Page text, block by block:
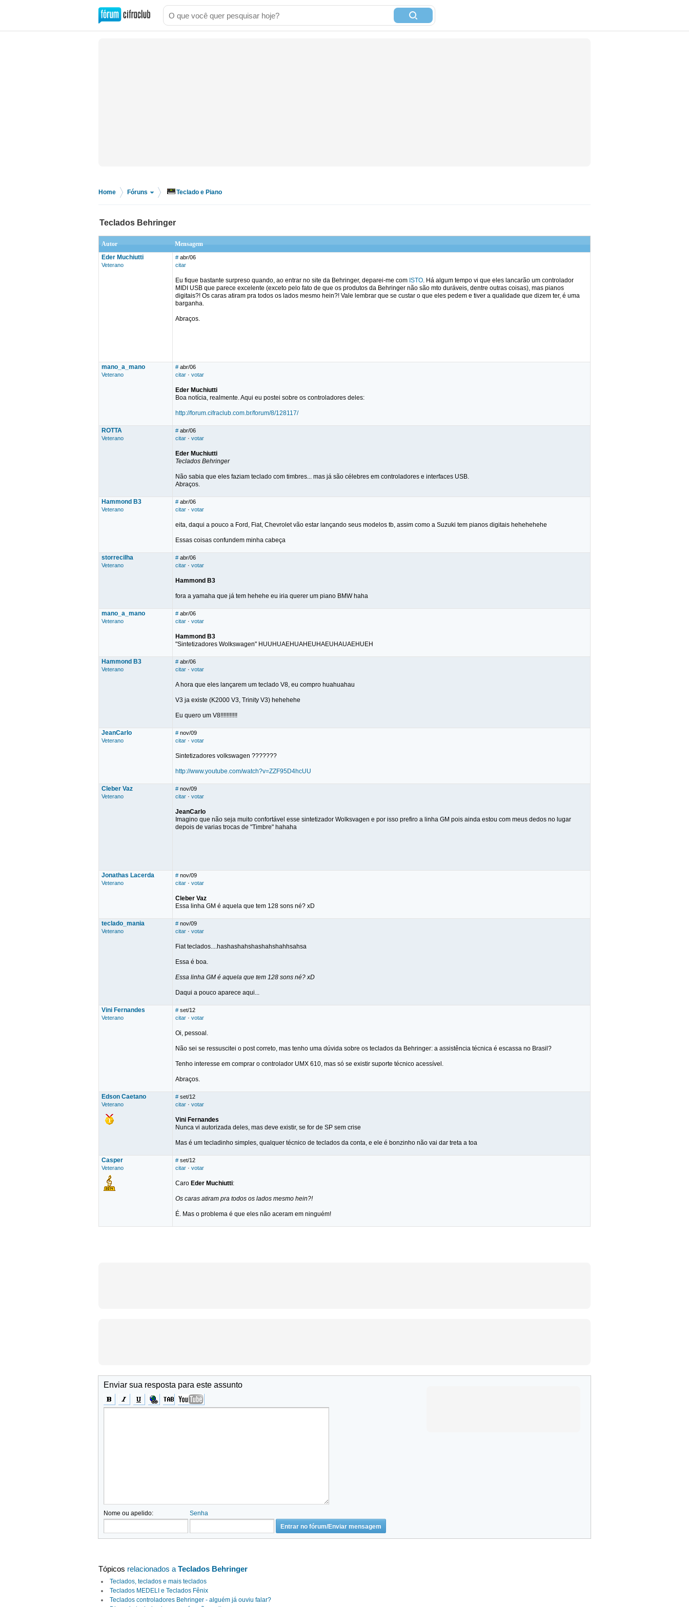
Home Fóruns Teclado e Piano
Teclados Behringer
Autor
Mensagem
Eder Muchiutti
Veterano
# abr/06
citar
Eu fique bastante surpreso quando, ao entrar no site da Behringer, deparei-me com ISTO. Há algum tempo vi que eles lancarão um controlador
MIDI USB que parece excelente (exceto pelo fato de que os produtos da Behringer não são mto duráveis, dentre outras coisas), mas pianos
digitais?! Os caras atiram pra todos os lados mesmo hein?! Vale lembrar que se custar o que eles pedem e tiver a qualidade que dizem ter, é uma
barganha.
Abraços.
mano_a_mano
Veterano
# abr/06
citar · votar
Eder Muchiutti
Boa notícia, realmente. Aqui eu postei sobre os controladores deles:
http://forum.cifraclub.com.br/forum/8/128117/
ROTTA
Veterano
# abr/06
citar · votar
Eder Muchiutti
Teclados Behringer
Não sabia que eles faziam teclado com timbres... mas já são célebres em controladores e interfaces USB.
Abraços.
Hammond B3
Veterano
# abr/06
citar · votar
eita, daqui a pouco a Ford, Fiat, Chevrolet vão estar lançando seus modelos tb, assim como a Suzuki tem pianos digitais hehehehehe
Essas coisas confundem minha cabeça
storrecilha
Veterano
# abr/06
citar · votar
Hammond B3
fora a yamaha que já tem hehehe eu iria querer um piano BMW haha
mano_a_mano
Veterano
# abr/06
citar · votar
Hammond B3
"Sintetizadores Wolkswagen" HUUHUAEHUAHEUHAEUHAUAEHUEH
Hammond B3
Veterano
# abr/06
citar · votar
A hora que eles lançarem um teclado V8, eu compro huahuahau
V3 ja existe (K2000 V3, Trinity V3) hehehehe
Eu quero um V8!!!!!!!!!!!
JeanCarlo
Veterano
# nov/09
citar · votar
Sintetizadores volkswagen ???????
http://www.youtube.com/watch?v=ZZF95D4hcUU
Cleber Vaz
Veterano
# nov/09
citar · votar
JeanCarlo
Imagino que não seja muito confortável esse sintetizador Wolksvagen e por isso prefiro a linha GM pois ainda estou com meus dedos no lugar
depois de varias trocas de "Timbre" hahaha
Jonathas Lacerda
Veterano
# nov/09
citar · votar
Cleber Vaz
Essa linha GM é aquela que tem 128 sons né? xD
teclado_mania
Veterano
# nov/09
citar · votar
Fiat teclados....hashashahshashahshahhsahsa
Essa é boa.
Essa linha GM é aquela que tem 128 sons né? xD
Daqui a pouco aparece aqui...
Vini Fernandes
Veterano
# set/12
citar · votar
Oi, pessoal.
Não sei se ressuscitei o post correto, mas tenho uma dúvida sobre os teclados da Behringer: a assistência técnica é escassa no Brasil?
Tenho interesse em comprar o controlador UMX 610, mas só se existir suporte técnico acessível.
Abraços.
Edson Caetano
Veterano
# set/12
citar · votar
Vini Fernandes
Nunca vi autorizada deles, mas deve existir, se for de SP sem crise
Mas é um tecladinho simples, qualquer técnico de teclados da conta, e ele é bonzinho não vai dar treta a toa
Casper
Veterano
# set/12
citar · votar
Caro Eder Muchiutti:
Os caras atiram pra todos os lados mesmo hein?!
É. Mas o problema é que eles não aceram em ninguém!
Enviar sua resposta para este assunto
Nome ou apelido: Senha
Tópicos relacionados a Teclados Behringer
Teclados, teclados e mais teclados
Teclados MEDELI e Teclados Fênix
Teclados controladores Behringer - alguém já ouviu falar?